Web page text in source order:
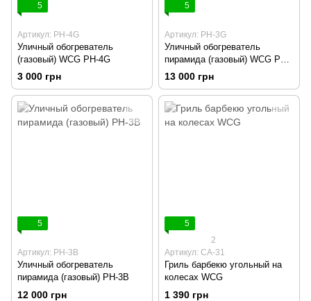
5
Артикул: PH-4G
Уличный обогреватель
(газовый) WCG PH-4G
3 000 грн
5
Артикул: PH-3G
Уличный обогреватель
пирамида (газовый) WCG PH-
3G
13 000 грн
5
Артикул: PH-3B
Уличный обогреватель
пирамида (газовый) PH-3B
12 000 грн
5
2
Артикул: CA-31
Гриль барбекю угольный на
колесах WCG
1 390 грн